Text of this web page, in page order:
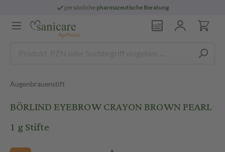
persönliche pharmazeutische Beratung
Augenbrauenstift
BÖRLIND EYEBROW CRAYON BROWN PEARL
1 g Stifte